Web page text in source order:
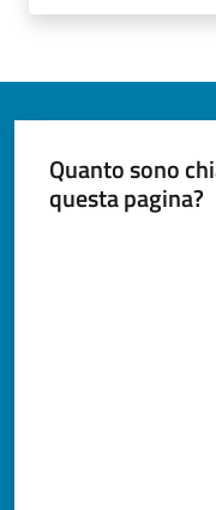
Quanto sono
questa pagina?